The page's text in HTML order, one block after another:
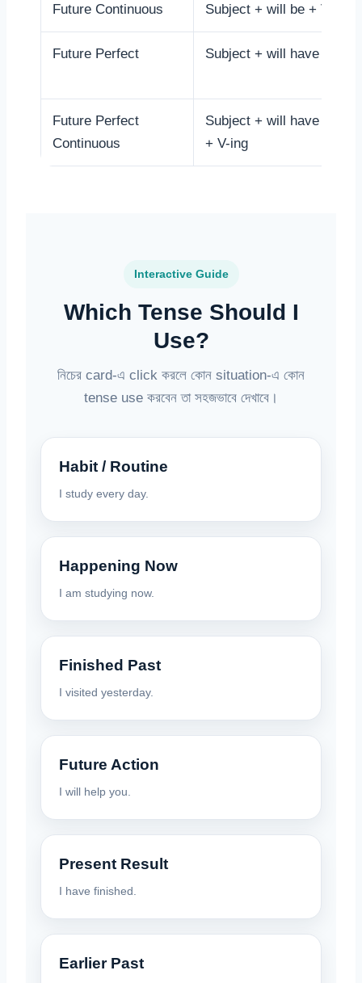
Future Continuous Subject + will be + V-ing
Future Perfect Subject + will have + V3
Future Perfect
Continuous
Subject + will have been
+ V-ing
Interactive Guide
Which Tense Should I
Use?
নিচের card-এ click করলে কোন situation-এ কোন
tense use করবেন তা সহজভাবে দেখাবে।
Habit / Routine
I study every day.
Happening Now
I am studying now.
Finished Past
I visited yesterday.
Future Action
I will help you.
Present Result
I have finished.
Earlier Past